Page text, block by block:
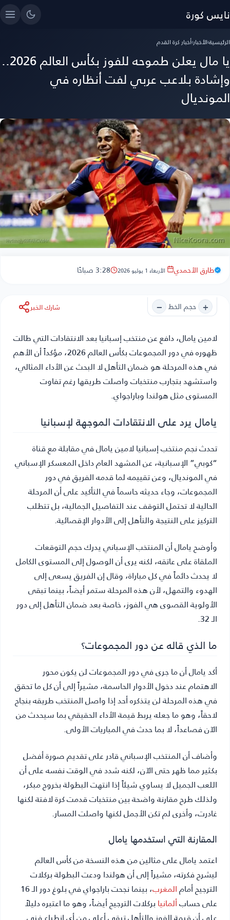
نايس كورة
الرئيسية›الأخبار›أخبار كرة القدم
يا مال يعلن طموحه للفوز بكأس العالم 2026..
وإشادة بلاعب عربي لفت أنظاره في
المونديال
طارق الأحمدي الأربعاء 1 يوليو 2026 3:28 صباحًا
+ حجم الخط − شارك الخبر
لامين يامال، دافع عن منتخب إسبانيا بعد الانتقادات التي طالت
ظهوره في دور المجموعات بكأس العالم 2026، مؤكداً أن الأهم
في هذه المرحلة هو ضمان التأهل لا البحث عن الأداء المثالي،
واستشهد بتجارب منتخبات واصلت طريقها رغم تفاوت
المستوى مثل هولندا وباراجواي.
يامال يرد على الانتقادات الموجهة لإسبانيا
تحدث نجم منتخب إسبانيا لامين يامال في مقابلة مع قناة
“كوبي” الإسبانية، عن المشهد العام داخل المعسكر الإسباني
في المونديال، وعن تقييمه لما قدمه الفريق في دور
المجموعات، وجاء حديثه حاسماً في التأكيد على أن المرحلة
الحالية لا تحتمل التوقف عند التفاصيل الجمالية، بل تتطلب
التركيز على النتيجة والتأهل إلى الأدوار الإقصائية.
وأوضح يامال أن المنتخب الإسباني يدرك حجم التوقعات
الملقاة على عاتقه، لكنه يرى أن الوصول إلى المستوى الكامل
لا يحدث دائماً في كل مباراة، وقال إن الفريق يسعى إلى
الهدوء والتمهل، لأن هذه المرحلة ستمر أيضاً، بينما تبقى
الأولوية القصوى هي الفوز، خاصة بعد ضمان التأهل إلى دور
الـ 32.
ما الذي قاله عن دور المجموعات؟
أكد يامال أن ما جرى في دور المجموعات لن يكون محور
الاهتمام عند دخول الأدوار الحاسمة، مشيراً إلى أن كل ما تحقق
في هذه المرحلة لن يتذكره أحد إذا واصل المنتخب طريقه بنجاح
لاحقاً، وهو ما جعله يربط قيمة الأداء الحقيقي بما سيحدث من
الآن فصاعداً، لا بما حدث في المباريات الأولى.
وأضاف أن المنتخب الإسباني قادر على تقديم صورة أفضل
بكثير مما ظهر حتى الآن، لكنه شدد في الوقت نفسه على أن
اللعب الجميل لا يساوي شيئاً إذا انتهت البطولة بخروج مبكر،
ولذلك طرح مقارنة واضحة بين منتخبات قدمت كرة لافتة لكنها
غادرت، وأخرى لم تكن الأجمل لكنها واصلت المسار.
المقارنة التي استخدمها يامال
اعتمد يامال على مثالين من هذه النسخة من كأس العالم
ليشرح فكرته، مشيراً إلى أن هولندا ودعت البطولة بركلات
الترجيح أمامالمغرب
، بينما نجحت باراجواي في بلوغ دور الـ 16
على حسابألمانيابركلات الترجيح أيضاً، وهو ما اعتبره دليلاً